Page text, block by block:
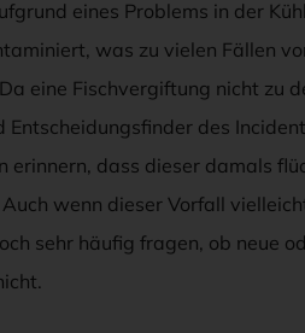
eines Problems in der
was zu vielen Fällen
eine Fischvergiftung nicht zu
des
erinnern, dass dieser damals
wenn dieser Vorfall
sehr häufig fragen, ob neue